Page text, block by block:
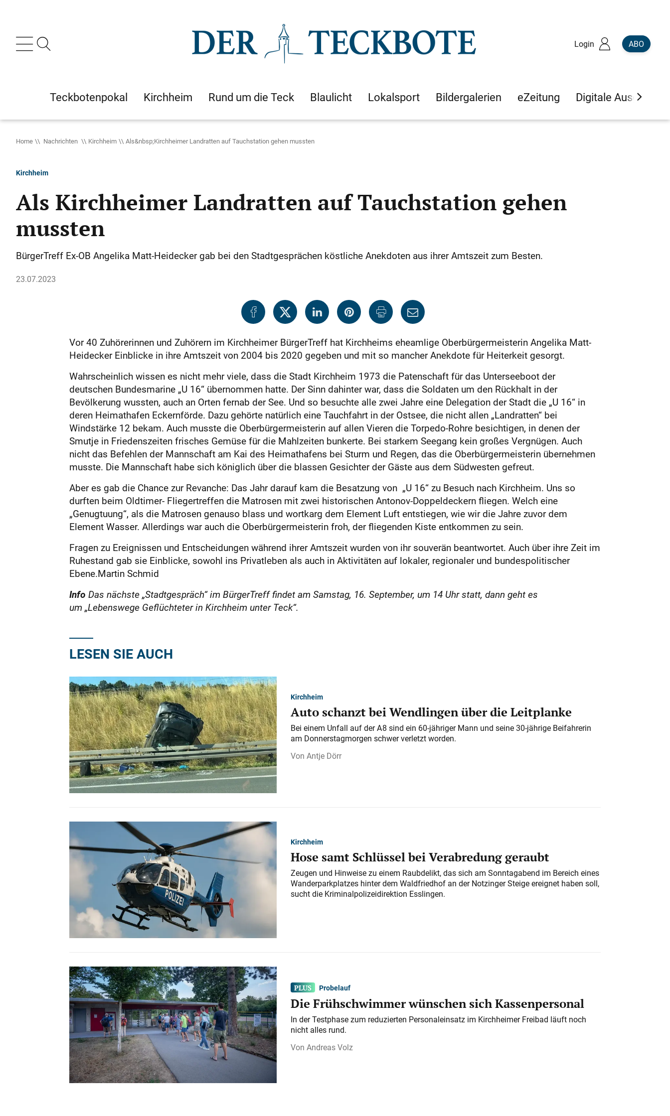
Login ABO
Teckbotenpokal Kirchheim Rund um die Teck Blaulicht Lokalsport Bildergalerien eZeitung Digitale Ausgaben
Home Nachrichten Kirchheim Als&nbsp;Kirchheimer Landratten auf Tauchstation gehen mussten
Kirchheim
Als Kirchheimer Landratten auf Tauchstation gehen
mussten
BürgerTreff Ex-OB Angelika Matt-Heidecker gab bei den Stadtgesprächen köstliche Anekdoten aus ihrer Amtszeit zum Besten.
23.07.2023
Vor 40 Zuhörerinnen und Zuhörern im Kirchheimer BürgerTreff hat Kirchheims eheamlige Oberbürgermeisterin Angelika Matt-
Heidecker Einblicke in ihre Amtszeit von 2004 bis 2020 gegeben und mit so mancher Anekdote für Heiterkeit gesorgt.
Wahrscheinlich wissen es nicht mehr viele, dass die Stadt Kirchheim 1973 die Patenschaft für das Unterseeboot der
deutschen Bundesmarine „U 16“ übernommen hatte. Der Sinn dahinter war, dass die Soldaten um den Rückhalt in der
Bevölkerung wussten, auch an Orten fernab der See. Und so besuchte alle zwei Jahre eine Delegation der Stadt die „U 16“ in
deren Heimathafen Eckernförde. Dazu gehörte natürlich eine Tauchfahrt in der Ostsee, die nicht allen „Landratten“ bei
Windstärke 12 bekam. Auch musste die Oberbürgermeisterin auf allen Vieren die Torpedo-Rohre besichtigen, in denen der
Smutje in Friedenszeiten frisches Gemüse für die Mahlzeiten bunkerte. Bei starkem Seegang kein großes Vergnügen. Auch
nicht das Befehlen der Mannschaft am Kai des Heimathafens bei Sturm und Regen, das die Oberbürgermeisterin übernehmen
musste. Die Mannschaft habe sich königlich über die blassen Gesichter der Gäste aus dem Südwesten gefreut.
Aber es gab die Chance zur Revanche: Das Jahr darauf kam die Besatzung von „U 16“ zu Besuch nach Kirchheim. Uns so
durften beim Oldtimer- Fliegertreffen die Matrosen mit zwei historischen Antonov-Doppeldeckern fliegen. Welch eine
„Genugtuung“, als die Matrosen genauso blass und wortkarg dem Element Luft entstiegen, wie wir die Jahre zuvor dem
Element Wasser. Allerdings war auch die Oberbürgermeisterin froh, der fliegenden Kiste entkommen zu sein.
Fragen zu Ereignissen und Entscheidungen während ihrer Amtszeit wurden von ihr souverän beantwortet. Auch über ihre Zeit im
Ruhestand gab sie Einblicke, sowohl ins Privatleben als auch in Aktivitäten auf lokaler, regionaler und bundespolitischer
Ebene.Martin Schmid
Info Das nächste „Stadtgespräch“ im BürgerTreff findet am Samstag, 16. September, um 14 Uhr statt, dann geht es
um „Lebenswege Geflüchteter in Kirchheim unter Teck“.
LESEN SIE AUCH
Kirchheim
Auto schanzt bei Wendlingen über die Leitplanke
Bei einem Unfall auf der A 8 sind ein 60-jähriger Mann und seine 30-jährige Beifahrerin
am Donnerstagmorgen schwer verletzt worden.
Antje Dörr
Kirchheim
Hose samt Schlüssel bei Verabredung geraubt
Zeugen und Hinweise zu einem Raubdelikt, das sich am Sonntagabend im Bereich eines
Wanderparkplatzes hinter dem Waldfriedhof an der Notzinger Steige ereignet haben soll,
sucht die Kriminalpolizeidirektion Esslingen.
Probelauf
Die Frühschwimmer wünschen sich Kassenpersonal
In der Testphase zum reduzierten Personaleinsatz im Kirchheimer Freibad läuft noch
nicht alles rund.
Andreas Volz